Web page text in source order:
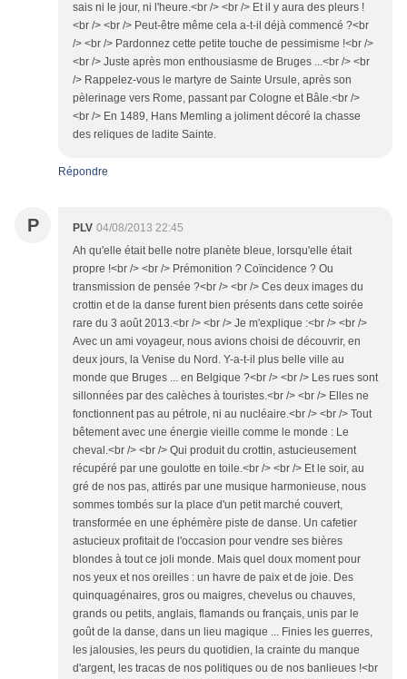
sais ni le jour, ni l'heure.<br /> <br /> Et il y aura des pleurs !
<br /> <br /> Peut-être même cela a-t-il déjà commencé ?<br
/> <br /> Pardonnez cette petite touche de pessimisme !<br />
<br /> Juste après mon enthousiasme de Bruges ...<br /> <br
/> Rappelez-vous le martyre de Sainte Ursule, après son
pèlerinage vers Rome, passant par Cologne et Bâle.<br />
<br /> En 1489, Hans Memling a joliment décoré la chasse
des reliques de ladite Sainte.
Répondre
P PLV 04/08/2013 22:45
Ah qu'elle était belle notre planète bleue, lorsqu'elle était
propre !<br /> <br /> Prémonition ? Coïncidence ? Ou
transmission de pensée ?<br /> <br /> Ces deux images du
crottin et de la danse furent bien présents dans cette soirée
rare du 3 août 2013.<br /> <br /> Je m'explique :<br /> <br />
Avec un ami voyageur, nous avions choisi de découvrir, en
deux jours, la Venise du Nord. Y-a-t-il plus belle ville au
monde que Bruges ... en Belgique ?<br /> <br /> Les rues sont
sillonnées par des calèches à touristes.<br /> <br /> Elles ne
fonctionnent pas au pétrole, ni au nucléaire.<br /> <br /> Tout
bêtement avec une énergie vieille comme le monde : Le
cheval.<br /> <br /> Qui produit du crottin, astucieusement
récupéré par une goulotte en toile.<br /> <br /> Et le soir, au
gré de nos pas, attirés par une musique harmonieuse, nous
sommes tombés sur la place d'un petit marché couvert,
transformée en une éphémère piste de danse. Un cafetier
astucieux profitait de l'occasion pour vendre ses bières
blondes à tout ce joli monde. Mais quel doux moment pour
nos yeux et nos oreilles : un havre de paix et de joie. Des
quinquagénaires, gros ou maigres, chevelus ou chauves,
grands ou petits, anglais, flamands ou français, unis par le
goût de la danse, dans un lieu magique ... Finies les guerres,
les jalousies, les peurs du quotidien, la crainte du manque
d'argent, les tracas de nos politiques ou de nos banlieues !<br